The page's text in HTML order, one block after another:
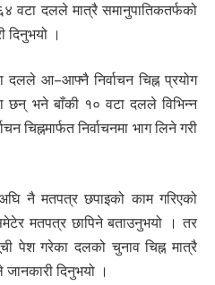
वटा दलले मात्रै समानुपातिकतर्फको
दिनुभयो ।
दलले आ–आफ्नै निर्वाचन चिह्न प्रयोग
छन् भने बाँकी १० वटा दलले विभिन्न
चिह्नमार्फत निर्वाचनमा भाग लिने गरी
नै मतपत्र छपाइको काम गरिएको
मतपत्र छापिने बताउनुभयो । तर
पेश गरेका दलको चुनाव चिह्न मात्रै
दिनुभयो ।